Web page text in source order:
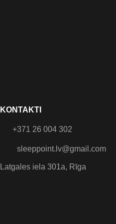
KONTAKTI
+371 26 004 302
sleeppoint.lv@gmail.com
Latgales iela 301a, Rīga